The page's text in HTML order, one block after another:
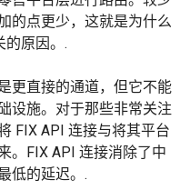
的点更少，这就是为什么
的原因。.
更直接的通道，但它不能
设施。对于那些非常关注
FIX API 连接与将其平台
。FIX API 连接消除了中
低的延迟。.